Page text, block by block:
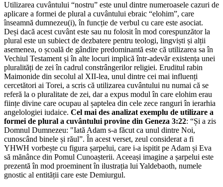
Utilizarea cuvântului “nostru” este unul dintre numeroasele cazuri de
aplicare a formei de plural a cuvântului ebraic “elohim”, care
înseamnă dumnezeu(i), în funcție de verbul cu care este asociat.
Deși dacă acest cuvânt este sau nu folosit în mod corespunzător la
plural este un subiect de dezbatere pentru teologi, lingviști și alții
asemenea, o școală de gândire predominantă este că utilizarea sa în
Vechiul Testament și în alte locuri implică într-adevăr existența unei
pluralități de zei în cadrul constrângerilor religiei. Eruditul rabin
Maimonide din secolul al XII-lea, unul dintre cei mai influenți
cercetători ai Torei, a scris că utilizarea cuvântului nu numai că se
referă la o pluralitate de zei, dar a expus modul în care elohim erau
ființe divine care ocupau al șaptelea din cele zece ranguri în ierarhia
angelologiei iudaice. Cel mai des analizat exemplu de utilizare a
formei de plural a cuvântului provine din Geneza 3:22: “Și a zis
Domnul Dumnezeu: "Iată Adam s-a făcut ca unul dintre Noi,
cunoscând binele și răul”. În acest verset, zeul considerat a fi
YHWH vorbește cu figura șarpelui, care i-a ispitit pe Adam și Eva
să mănânce din Pomul Cunoașterii. Aceeași imagine a șarpelui este
prezentă în mod proeminent în ilustrația lui Yaldebaoth, numele
gnostic al entității care este Demiurgul.